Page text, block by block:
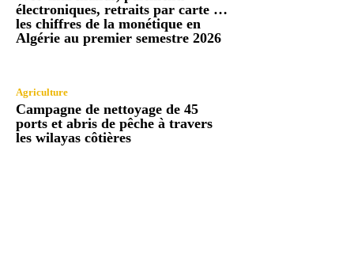
électroniques, retraits par carte …
les chiffres de la monétique en
Algérie au premier semestre 2026
Agriculture
Campagne de nettoyage de 45
ports et abris de pêche à travers
les wilayas côtières